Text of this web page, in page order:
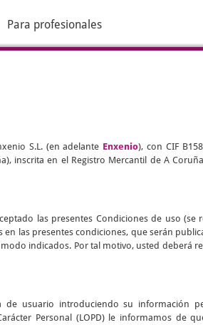
Para profesionales
S.L. (en adelante Enxenio), con CIF
inscrita en el Registro Mercantil de A
las presentes Condiciones de uso
las presentes condiciones, que serán
indicados. Por tal motivo, usted deberá
usuario introduciendo su información
Personal (LOPD) le informamos de